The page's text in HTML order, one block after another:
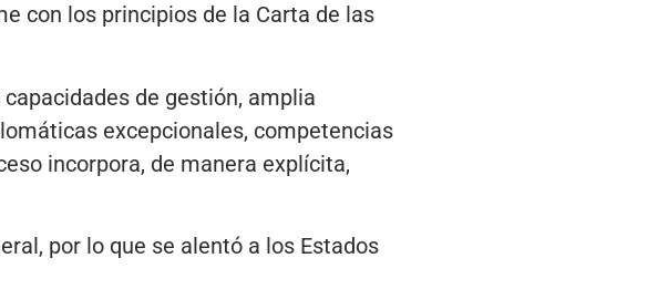
con los principios de la Carta de las
de gestión, amplia
excepcionales, competencias
incorpora, de manera explícita,
por lo que se alentó a los Estados